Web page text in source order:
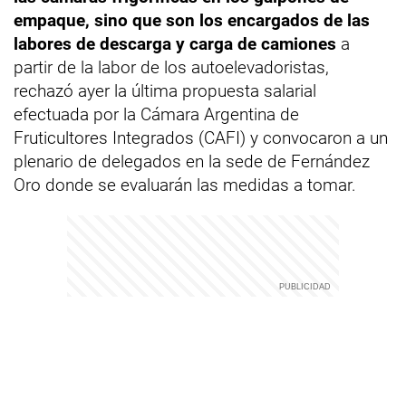
empaque, sino que son los encargados de las
labores de descarga y carga de camiones a
partir de la labor de los autoelevadoristas,
rechazó ayer la última propuesta salarial
efectuada por la Cámara Argentina de
Fruticultores Integrados (CAFI) y convocaron a un
plenario de delegados en la sede de Fernández
Oro donde se evaluarán las medidas a tomar.